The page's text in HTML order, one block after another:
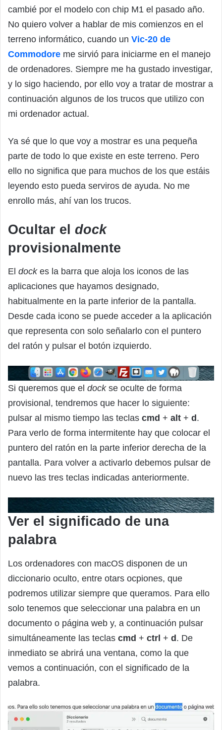
cambié por el modelo con chip M1 el pasado año.
No quiero volver a hablar de mis comienzos en el
terreno informático, cuando un Vic-20 de
Commodore me sirvió para iniciarme en el manejo
de ordenadores. Siempre me ha gustado investigar,
y lo sigo haciendo, por ello voy a tratar de mostrar a
continuación algunos de los trucos que utilizo con
mi ordenador actual.
Ya sé que lo que voy a mostrar es una pequeña
parte de todo lo que existe en este terreno. Pero
ello no significa que para muchos de los que estáis
leyendo esto pueda serviros de ayuda. No me
enrollo más, ahí van los trucos.
Ocultar el dock
provisionalmente
El dockes la barra que aloja los iconos de las
aplicaciones que hayamos designado,
habitualmente en la parte inferior de la pantalla.
Desde cada icono se puede acceder a la aplicación
que representa con solo señalarlo con el puntero
del ratón y pulsar el botón izquierdo.
Si queremos que el dockse oculte de forma
provisional, tendremos que hacer lo siguiente:
pulsar al mismo tiempo las teclas cmd + alt + d .
Para verlo de forma intermitente hay que colocar el
puntero del ratón en la parte inferior derecha de la
pantalla. Para volver a activarlo debemos pulsar de
nuevo las tres teclas indicadas anteriormente.
Ver el significado de una
palabra
Los ordenadores con macOS disponen de un
diccionario oculto, entre otars ocpiones, que
podremos utilizar siempre que queramos. Para ello
solo tenemos que seleccionar una palabra en un
documento o página web y, a continuación pulsar
simultáneamente las teclas cmd + ctrl + d. De
inmediato se abrirá una ventana, como la que
vemos a continuación, con el significado de la
palabra.